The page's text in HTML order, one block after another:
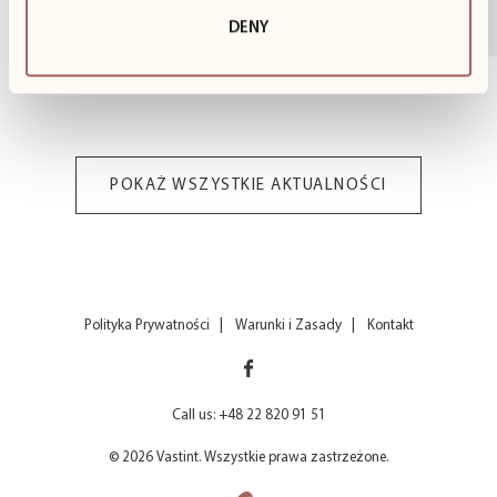
DENY
POKAŻ WSZYSTKIE AKTUALNOŚCI
© 2026 Vastint. Wszystkie prawa zastrzeżone.
Polityka Prywatności Warunki i Zasady Kontakt
Call us: +48 22 820 91 51